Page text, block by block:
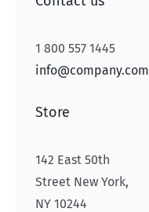
1 800 557 1445
info@company.com
Store
142 East 50th
Street New York,
NY 10244